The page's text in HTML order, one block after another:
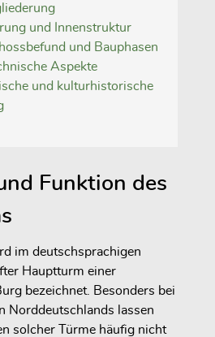
und Innenstruktur
und Bauphasen
Aspekte
und kulturhistorische
Funktion des
im deutschsprachigen
Hauptturm einer
bezeichnet. Besonders bei
Norddeutschlands lassen
solcher Türme häufig nicht